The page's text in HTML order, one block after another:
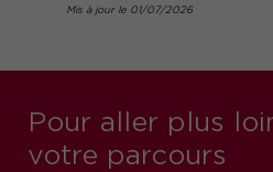
Mis à jour le 01/07/2026
Pour aller plus
votre parcours